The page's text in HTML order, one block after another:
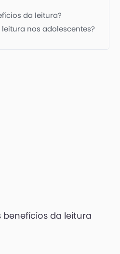
da leitura?
nos adolescentes?
da leitura